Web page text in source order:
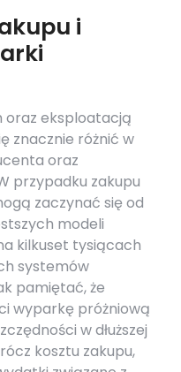
i
oraz eksploatacją
znacznie różnić w
oraz
przypadku zakupu
zaczynać się od
modeli
kilkuset tysiącach
systemów
pamiętać, że
wyparkę próżniową
w dłuższej
kosztu zakupu,